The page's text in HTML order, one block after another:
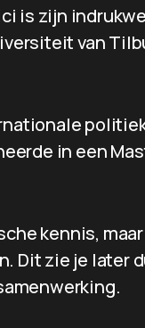
is zijn
van
in een
kennis,
Dit zie je later